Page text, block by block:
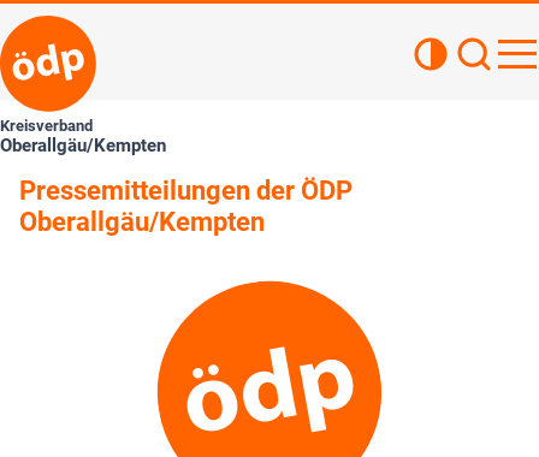
Kreisverband
Oberallgäu/Kempten
Pressemitteilungen der ÖDP
Oberallgäu/Kempten